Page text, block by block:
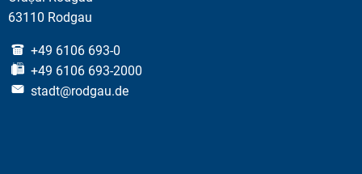
63110 Rodgau
+49 6106 693-0
+49 6106 693-2000
stadt@rodgau.de